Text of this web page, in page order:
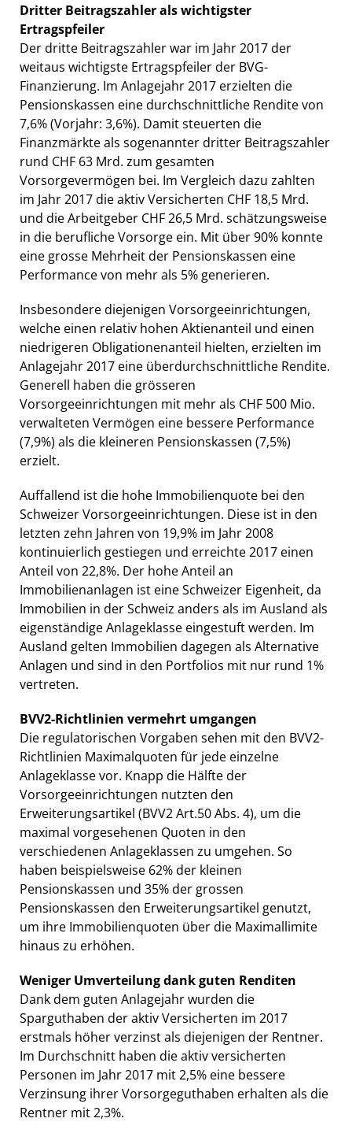
Dritter Beitragszahler als wichtigster
Ertragspfeiler
Der dritte Beitragszahler war im Jahr 2017 der
weitaus wichtigste Ertragspfeiler der BVG-
Finanzierung. Im Anlagejahr 2017 erzielten die
Pensionskassen eine durchschnittliche Rendite von
7,6% (Vorjahr: 3,6%). Damit steuerten die
Finanzmärkte als sogenannter dritter Beitragszahler
rund CHF 63 Mrd. zum gesamten
Vorsorgevermögen bei. Im Vergleich dazu zahlten
im Jahr 2017 die aktiv Versicherten CHF 18,5 Mrd.
und die Arbeitgeber CHF 26,5 Mrd. schätzungsweise
in die berufliche Vorsorge ein. Mit über 90% konnte
eine grosse Mehrheit der Pensionskassen eine
Performance von mehr als 5% generieren.
Insbesondere diejenigen Vorsorgeeinrichtungen,
welche einen relativ hohen Aktienanteil und einen
niedrigeren Obligationenanteil hielten, erzielten im
Anlagejahr 2017 eine überdurchschnittliche Rendite.
Generell haben die grösseren
Vorsorgeeinrichtungen mit mehr als CHF 500 Mio.
verwalteten Vermögen eine bessere Performance
(7,9%) als die kleineren Pensionskassen (7,5%)
erzielt.
Auffallend ist die hohe Immobilienquote bei den
Schweizer Vorsorgeeinrichtungen. Diese ist in den
letzten zehn Jahren von 19,9% im Jahr 2008
kontinuierlich gestiegen und erreichte 2017 einen
Anteil von 22,8%. Der hohe Anteil an
Immobilienanlagen ist eine Schweizer Eigenheit, da
Immobilien in der Schweiz anders als im Ausland als
eigenständige Anlageklasse eingestuft werden. Im
Ausland gelten Immobilien dagegen als Alternative
Anlagen und sind in den Portfolios mit nur rund 1%
vertreten.
BVV2-Richtlinien vermehrt umgangen
Die regulatorischen Vorgaben sehen mit den BVV2-
Richtlinien Maximalquoten für jede einzelne
Anlageklasse vor. Knapp die Hälfte der
Vorsorgeeinrichtungen nutzten den
Erweiterungsartikel (BVV2 Art.50 Abs. 4), um die
maximal vorgesehenen Quoten in den
verschiedenen Anlageklassen zu umgehen. So
haben beispielsweise 62% der kleinen
Pensionskassen und 35% der grossen
Pensionskassen den Erweiterungsartikel genutzt,
um ihre Immobilienquoten über die Maximallimite
hinaus zu erhöhen.
Weniger Umverteilung dank guten Renditen
Dank dem guten Anlagejahr wurden die
Sparguthaben der aktiv Versicherten im 2017
erstmals höher verzinst als diejenigen der Rentner.
Im Durchschnitt haben die aktiv versicherten
Personen im Jahr 2017 mit 2,5% eine bessere
Verzinsung ihrer Vorsorgeguthaben erhalten als die
Rentner mit 2,3%.